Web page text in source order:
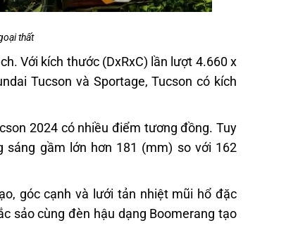
thất
Với kích thước (DxRxC) lần lượt 4.660 x
Tucson và Sportage, Tucson có kích
2024 có nhiều điểm tương đồng. Tuy
sáng gầm lớn hơn 181 (mm) so với 162
góc cạnh và lưới tản nhiệt mũi hổ đặc
sảo cùng đèn hậu dạng Boomerang tạo